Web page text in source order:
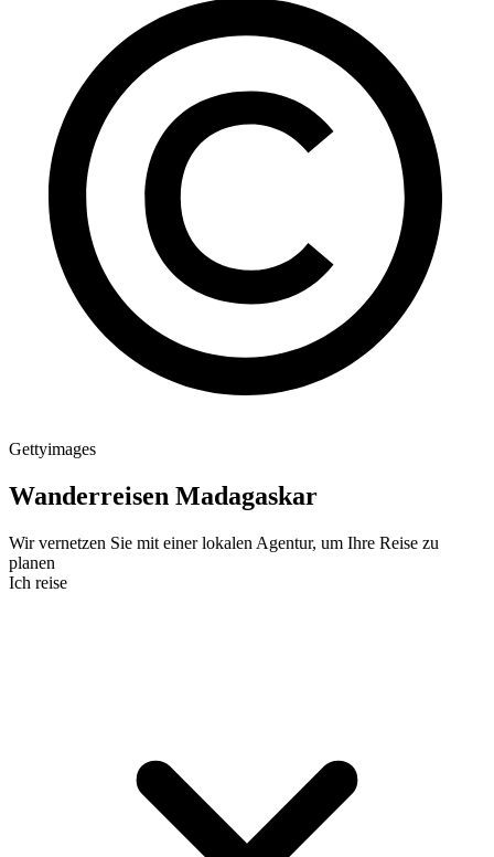
Gettyimages
Wanderreisen Madagaskar
Wir vernetzen Sie mit einer lokalen Agentur, um Ihre Reise zu
planen
Ich reise